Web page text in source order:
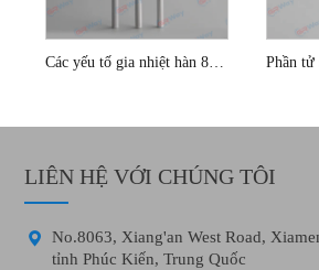
Các yếu tố gia nhiệt hàn 80W
LIÊN HỆ VỚI CHÚNG TÔI

No.8063, Xiang'an West Road,
tỉnh Phúc Kiến, Trung Quốc